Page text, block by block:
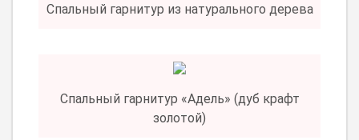
Спальный гарнитур из натурального дерева
Спальный гарнитур «Адель» (дуб крафт
золотой)